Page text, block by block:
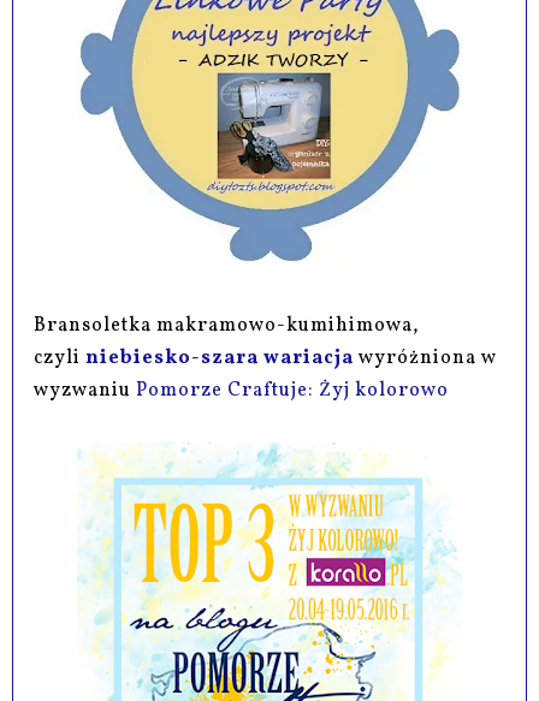
Bransoletka makramowo-kumihimowa,
czyliniebiesko-szara wariacja wyróżniona w
wyzwaniuPomorze Craftuje: Żyj kolorowo